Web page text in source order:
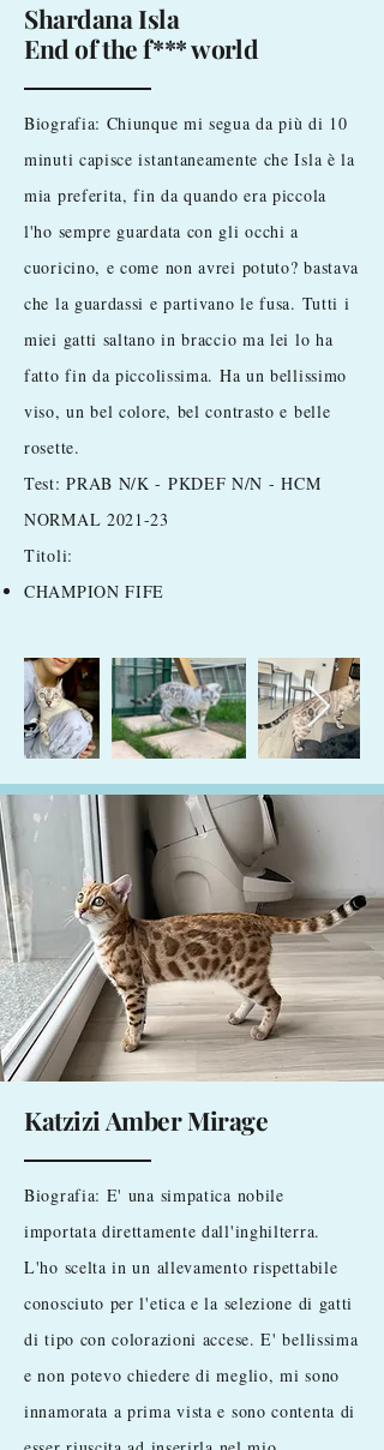
Shardana Isla
End of the f*** world
Biografia: Chiunque mi segua da più di 10
minuti capisce istantaneamente che Isla è la
mia preferita, fin da quando era piccola
l'ho sempre guardata con gli occhi a
cuoricino, e come non avrei potuto? bastava
che la guardassi e partivano le fusa. Tutti i
miei gatti saltano in braccio ma lei lo ha
fatto fin da piccolissima. Ha un bellissimo
viso, un bel colore, bel contrasto e belle
rosette.
Test: PRAB N/K - PKDEF N/N - HCM
NORMAL 2021-23
Titoli:
CHAMPION FIFE
Katzizi Amber Mirage
Biografia: E' una simpatica nobile
importata direttamente dall'inghilterra.
L'ho scelta in un allevamento rispettabile
conosciuto per l'etica e la selezione di gatti
di tipo con colorazioni accese. E' bellissima
e non potevo chiedere di meglio, mi sono
innamorata a prima vista e sono contenta di